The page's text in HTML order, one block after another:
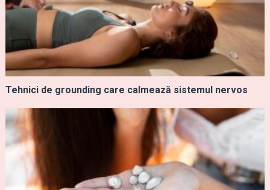
Tehnici de grounding care calmează sistemul nervos